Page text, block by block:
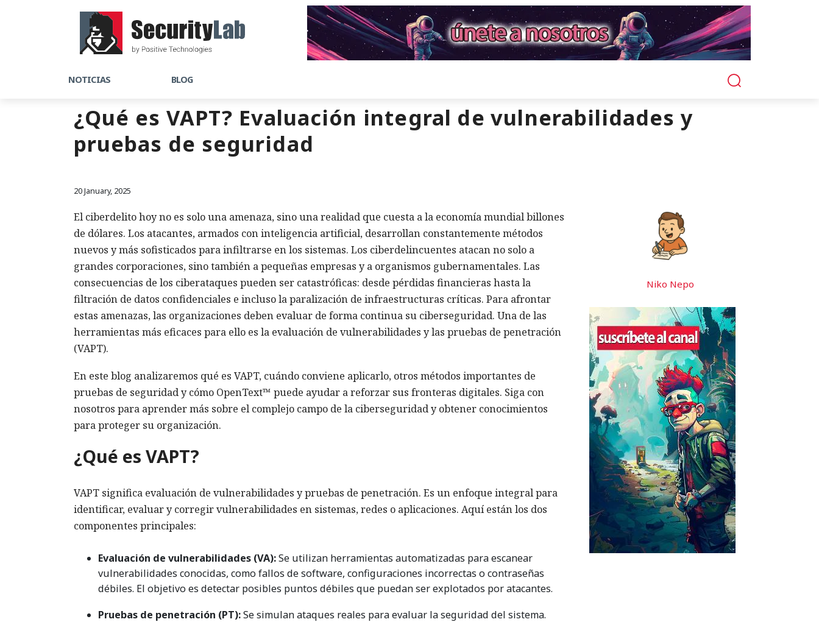
NOTICIAS BLOG
¿Qué es VAPT? Evaluación integral de vulnerabilidades y
pruebas de seguridad
20 January, 2025
El ciberdelito hoy no es solo una amenaza, sino una realidad que cuesta a la economía mundial billones
de dólares. Los atacantes, armados con inteligencia artificial, desarrollan constantemente métodos
nuevos y más sofisticados para infiltrarse en los sistemas. Los ciberdelincuentes atacan no solo a
grandes corporaciones, sino también a pequeñas empresas y a organismos gubernamentales. Las
consecuencias de los ciberataques pueden ser catastróficas: desde pérdidas financieras hasta la
filtración de datos confidenciales e incluso la paralización de infraestructuras críticas. Para afrontar
estas amenazas, las organizaciones deben evaluar de forma continua su ciberseguridad. Una de las
herramientas más eficaces para ello es la evaluación de vulnerabilidades y las pruebas de penetración
(VAPT).
En este blog analizaremos qué es VAPT, cuándo conviene aplicarlo, otros métodos importantes de
pruebas de seguridad y cómo OpenText™ puede ayudar a reforzar sus fronteras digitales. Siga con
nosotros para aprender más sobre el complejo campo de la ciberseguridad y obtener conocimientos
para proteger su organización.
¿Qué es VAPT?
VAPT significa evaluación de vulnerabilidades y pruebas de penetración. Es un enfoque integral para
identificar, evaluar y corregir vulnerabilidades en sistemas, redes o aplicaciones. Aquí están los dos
componentes principales:
Evaluación de vulnerabilidades (VA):Se utilizan herramientas automatizadas para escanear
vulnerabilidades conocidas, como fallos de software, configuraciones incorrectas o contraseñas
débiles. El objetivo es detectar posibles puntos débiles que puedan ser explotados por atacantes.
Pruebas de penetración (PT):Se simulan ataques reales para evaluar la seguridad del sistema.
Niko Nepo